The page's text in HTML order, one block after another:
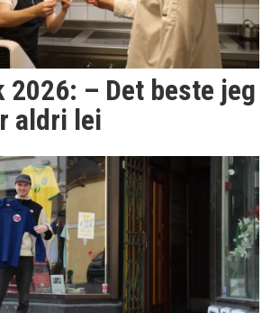
– Det beste jeg
aldri lei